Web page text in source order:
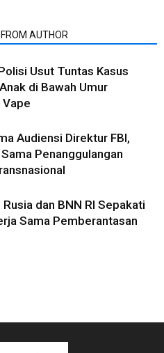
AUTHOR
Usut Tuntas Kasus
di Bawah Umur
Audiensi Direktur FBI,
Penanggulangan
dan BNN RI Sepakati
Sama Pemberantasan